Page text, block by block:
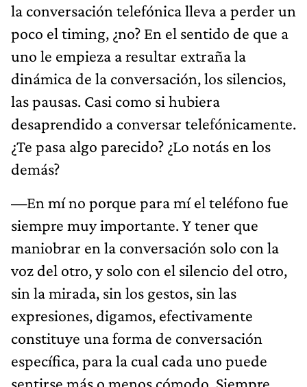
la conversación telefónica lleva a perder un
poco el timing, ¿no? En el sentido de que a
uno le empieza a resultar extraña la
dinámica de la conversación, los silencios,
las pausas. Casi como si hubiera
desaprendido a conversar telefónicamente.
¿Te pasa algo parecido? ¿Lo notás en los
demás?
—En mí no porque para mí el teléfono fue
siempre muy importante. Y tener que
maniobrar en la conversación solo con la
voz del otro, y solo con el silencio del otro,
sin la mirada, sin los gestos, sin las
expresiones, digamos, efectivamente
constituye una forma de conversación
específica, para la cual cada uno puede
sentirse más o menos cómodo. Siempre